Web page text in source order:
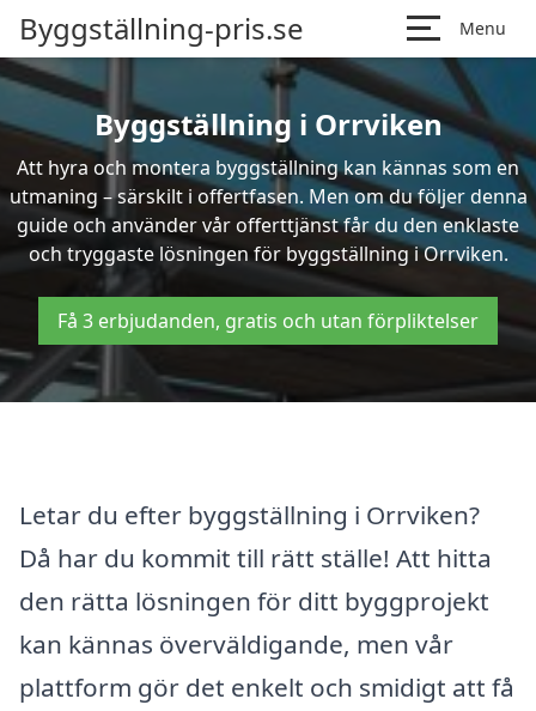
Byggställning-pris.se Menu
Byggställning i Orrviken
Att hyra och montera byggställning kan kännas som en
utmaning – särskilt i offertfasen. Men om du följer denna
guide och använder vår offerttjänst får du den enklaste
och tryggaste lösningen för byggställning i Orrviken.
Få 3 erbjudanden, gratis och utan förpliktelser
Letar du efter byggställning i Orrviken?
Då har du kommit till rätt ställe! Att hitta
den rätta lösningen för ditt byggprojekt
kan kännas överväldigande, men vår
plattform gör det enkelt och smidigt att få